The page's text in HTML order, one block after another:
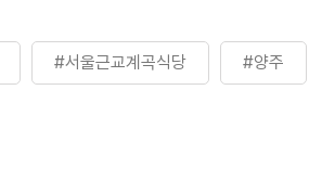
#서울근교계곡식당 #양주